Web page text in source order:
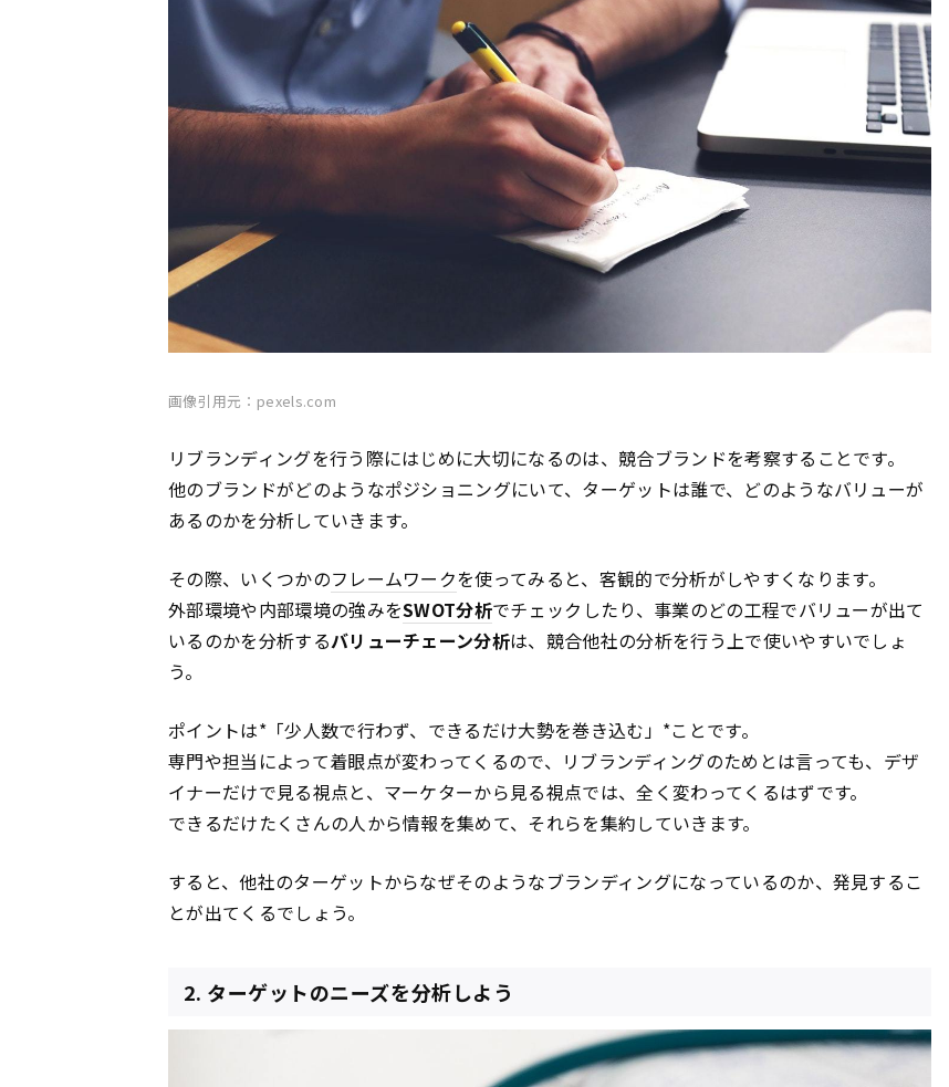
画像引用元：pexels.com
リブランディングを行う際にはじめに大切になるのは、競合ブランドを考察することです。
他のブランドがどのようなポジショニングにいて、ターゲットは誰で、どのようなバリューが
あるのかを分析していきます。
その際、いくつかのフレームワークを使ってみると、客観的で分析がしやすくなります。
外部環境や内部環境の強みをSWOT分析でチェックしたり、事業のどの工程でバリューが出て
いるのかを分析するバリューチェーン分析は、競合他社の分析を行う上で使いやすいでしょ
う。
ポイントは*「少人数で行わず、できるだけ大勢を巻き込む」*ことです。
専門や担当によって着眼点が変わってくるので、リブランディングのためとは言っても、デザ
イナーだけで見る視点と、マーケターから見る視点では、全く変わってくるはずです。
できるだけたくさんの人から情報を集めて、それらを集約していきます。
すると、他社のターゲットからなぜそのようなブランディングになっているのか、発見するこ
とが出てくるでしょう。
2. ターゲットのニーズを分析しよう